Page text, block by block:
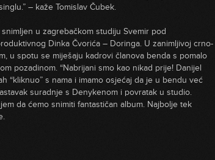
– kaže Tomislav Čubek.
u zagrebačkom studiju Svemir pod
Dinka Čvorića – Doringa. U zanimljivoj crno-
u spotu se miješaju kadrovi članova benda s pomalo
pozadinom. “Nabrijani smo kao nikad prije! Danijel
“kliknuo” s nama i imamo osjećaj da je u bendu već
suradnje s Denykenom i povratak u studio.
da ćemo snimiti fantastičan album. Najbolje tek